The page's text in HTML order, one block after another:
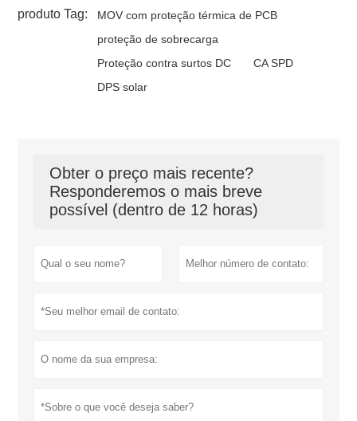
produto Tag:
MOV com proteção térmica de PCB
proteção de sobrecarga
Proteção contra surtos DC
CA SPD
DPS solar
Obter o preço mais recente?
Responderemos o mais breve
possível (dentro de 12 horas)